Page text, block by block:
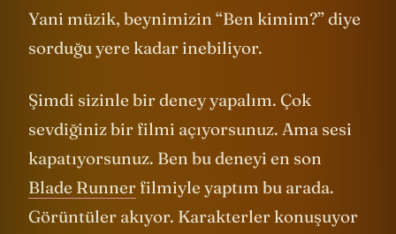
Yani müzik, beynimizin “Ben kimim?” diye
sorduğu yere kadar inebiliyor.
Şimdi sizinle bir deney yapalım. Çok
sevdiğiniz bir filmi açıyorsunuz. Ama sesi
kapatıyorsunuz. Ben bu deneyi en son
Blade Runner filmiyle yaptım bu arada.
Görüntüler akıyor. Karakterler konuşuyor